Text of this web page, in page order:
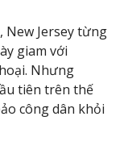
New Jersey từng
giam với
Nhưng
tiên trên thế
công dân khỏi